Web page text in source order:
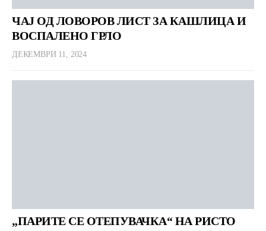
ЧАЈ ОД ЛОВОРОВ ЛИСТ ЗА КАШЛИЦА И
ВОСПАЛЕНО ГРЛО
ДЕКЕМВРИ 11, 2024
„ПАРИТЕ СЕ ОТЕПУВАЧКА“ НА РИСТО